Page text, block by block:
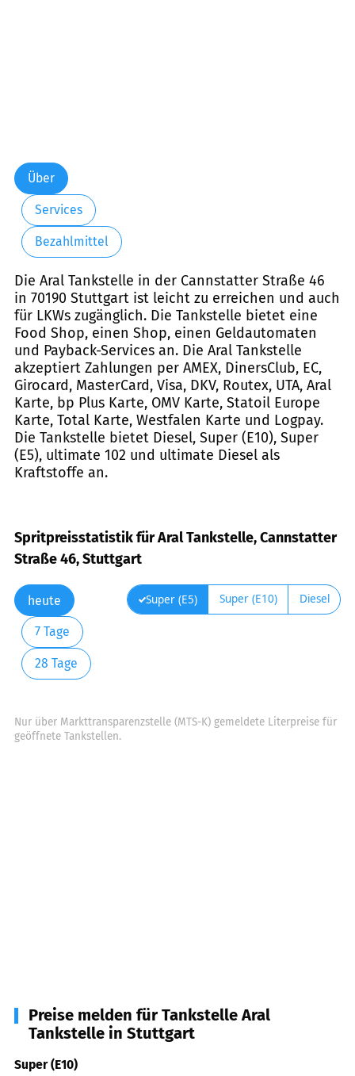
Über
Services
Bezahlmittel
Die Aral Tankstelle in der Cannstatter Straße 46
in 70190 Stuttgart ist leicht zu erreichen und auch
für LKWs zugänglich. Die Tankstelle bietet eine
Food Shop, einen Shop, einen Geldautomaten
und Payback-Services an. Die Aral Tankstelle
akzeptiert Zahlungen per AMEX, DinersClub, EC,
Girocard, MasterCard, Visa, DKV, Routex, UTA, Aral
Karte, bp Plus Karte, OMV Karte, Statoil Europe
Karte, Total Karte, Westfalen Karte und Logpay.
Die Tankstelle bietet Diesel, Super (E10), Super
(E5), ultimate 102 und ultimate Diesel als
Kraftstoffe an.
Spritpreisstatistik für Aral Tankstelle, Cannstatter
Straße 46, Stuttgart
heute
7 Tage
28 Tage
Super (E5) Super (E10) Diesel
Nur über Markttransparenzstelle (MTS-K) gemeldete Literpreise für
geöffnete Tankstellen.
Preise melden für Tankstelle Aral
Tankstelle in Stuttgart
Super (E10)